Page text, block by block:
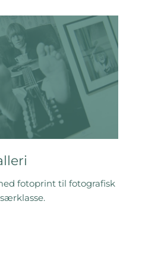
fotoprint til fotografisk